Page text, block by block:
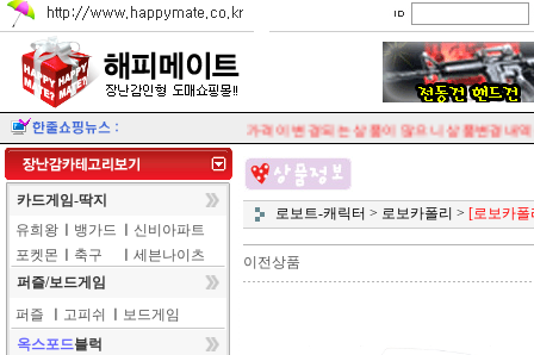
가격이 변경되는 상품이 많으니 상품변경내역
카드게임-딱지
유희왕
뱅가드
신비아파트
포켓몬
축구
세븐나이츠
퍼즐/보드게임
퍼즐
고피쉬
보드게임
옥스포드블럭
로보트-캐릭터 > 로보카폴리 > [로보카
이전상품